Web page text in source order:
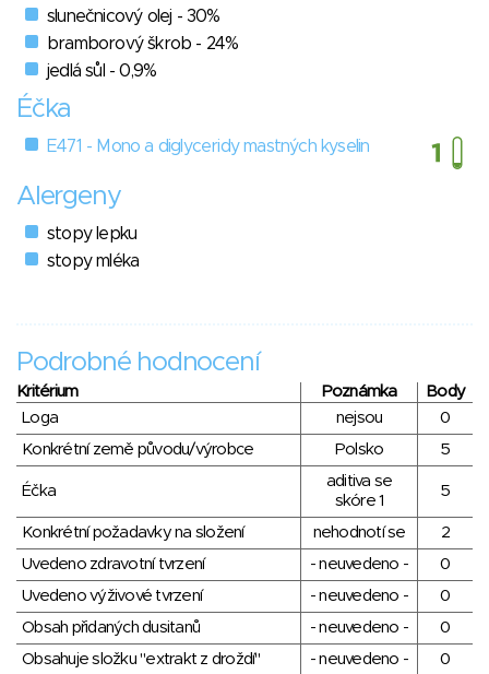
slunečnicový olej - 30%
bramborový škrob - 24%
jedlá sůl - 0,9%
Éčka
E471 - Mono a diglyceridy mastných kyselin
Alergeny
stopy lepku
stopy mléka
Podrobné hodnocení
Kritérium Poznámka
Body
Loga
nejsou
0
Konkrétní země původu/výrobce
Polsko 5
Éčka
aditiva se
skóre 1
5
Konkrétní požadavky na složení nehodnotí se
2
Uvedeno zdravotní tvrzení
- neuvedeno -
0
Uvedeno výživové tvrzení
- neuvedeno -
0
Obsah přidaných dusitanů
- neuvedeno -
0
Obsahuje složku "extrakt z droždí"
- neuvedeno -
0